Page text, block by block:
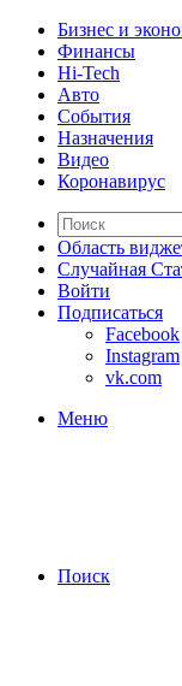
Бизнес и
Финансы
Hi-Tech
Авто
События
Назначения
Видео
Коронавирус
Область
Случайная
Войти
Подписаться
Facebook
Instagram
vk.com
Меню
Поиск